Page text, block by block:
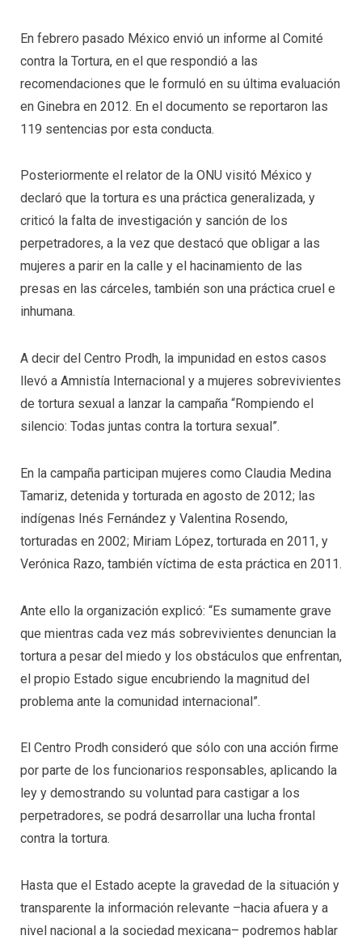
En febrero pasado México envió un informe al Comité
contra la Tortura, en el que respondió a las
recomendaciones que le formuló en su última evaluación
en Ginebra en 2012. En el documento se reportaron las
119 sentencias por esta conducta.
Posteriormente el relator de la ONU visitó México y
declaró que la tortura es una práctica generalizada, y
criticó la falta de investigación y sanción de los
perpetradores, a la vez que destacó que obligar a las
mujeres a parir en la calle y el hacinamiento de las
presas en las cárceles, también son una práctica cruel e
inhumana.
A decir del Centro Prodh, la impunidad en estos casos
llevó a Amnistía Internacional y a mujeres sobrevivientes
de tortura sexual a lanzar la campaña “Rompiendo el
silencio: Todas juntas contra la tortura sexual”.
En la campaña participan mujeres como Claudia Medina
Tamariz, detenida y torturada en agosto de 2012; las
indígenas Inés Fernández y Valentina Rosendo,
torturadas en 2002; Miriam López, torturada en 2011, y
Verónica Razo, también víctima de esta práctica en 2011.
Ante ello la organización explicó: “Es sumamente grave
que mientras cada vez más sobrevivientes denuncian la
tortura a pesar del miedo y los obstáculos que enfrentan,
el propio Estado sigue encubriendo la magnitud del
problema ante la comunidad internacional”.
El Centro Prodh consideró que sólo con una acción firme
por parte de los funcionarios responsables, aplicando la
ley y demostrando su voluntad para castigar a los
perpetradores, se podrá desarrollar una lucha frontal
contra la tortura.
Hasta que el Estado acepte la gravedad de la situación y
transparente la información relevante –hacia afuera y a
nivel nacional a la sociedad mexicana– podremos hablar